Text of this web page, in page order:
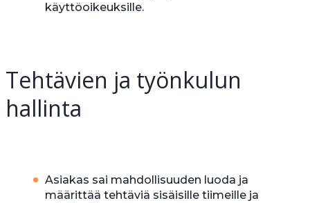
käyttöoikeuksille.
Tehtävien ja työnkulun
hallinta
Asiakas sai mahdollisuuden luoda ja
määrittää tehtäviä sisäisille tiimeille ja